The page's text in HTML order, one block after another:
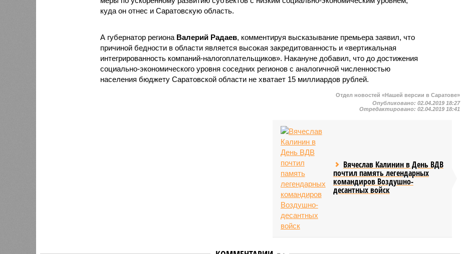
куда он отнес и Саратовскую область.
А губернатор региона Валерий Радаев, комментируя высказывание премьера заявил, что
причиной бедности в области является высокая закредитованность и «вертикальная
интегрированность компаний-налогоплательщиков». Накануне добавил, что до достижения
социально-экономического уровня соседних регионов с аналогичной численностью
населения бюджету Саратовской области не хватает 15 миллиардов рублей.
Отдел новостей «Нашей версии в Саратове»
Опубликовано:02.04.2019 18:27
Отредактировано:02.04.2019 18:41
Вячеслав Калинин в День ВДВ
почтил память легендарных
командиров Воздушно-
десантных войск